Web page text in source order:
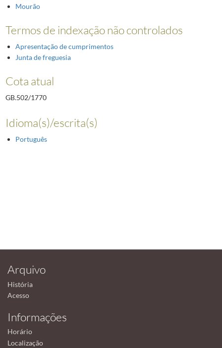
Mourão
Termos de indexação não controlados
Apresentação de cumprimentos
Junta de freguesia
Cota atual
GB.502/1770
Idioma(s)/escrita(s)
Português
Arquivo
História
Acesso
Informações
Horário
Localização